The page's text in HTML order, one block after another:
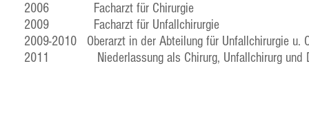
2006 Facharzt für Chirurgie
2009 Facharzt für Unfallchirurgie
2009-2010 Oberarzt in der Abteilung für Unfallchirurgie u.
2011 Niederlassung als Chirurg, Unfallchirurg und